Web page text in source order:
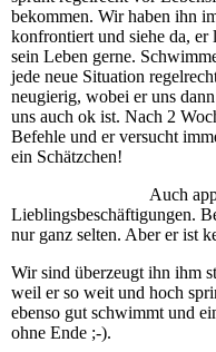
bekommen. Wir haben ihn
konfrontiert und siehe da, er
sein Leben gerne.
jede neue Situation
neugierig, wobei er uns
uns auch ok ist. Nach 2
Befehle und er versucht
ein Schätzchen!
Auch
Lieblingsbeschäftigungen.
nur ganz selten. Aber er ist
Wir sind überzeugt ihn ihm
weil er so weit und hoch
ebenso gut schwimmt und
ohne Ende ;-).